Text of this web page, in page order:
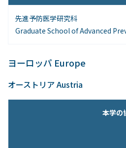
先進予防医学研究科
Graduate School of Advanced
ヨーロッパ Europe
オーストリア Austria
本学